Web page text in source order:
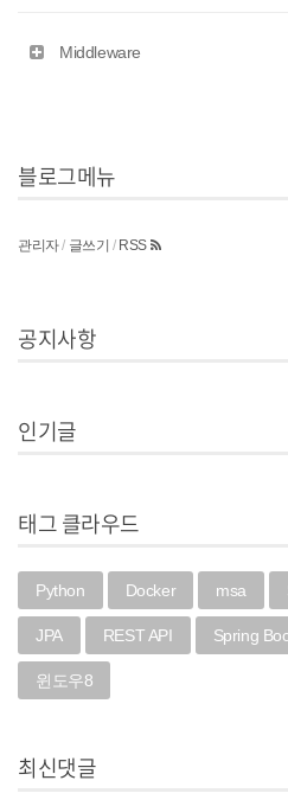
Middleware
블로그메뉴
관리자/ 글쓰기 / RSS
공지사항
인기글
태그 클라우드
Python Docker msa
JPA REST API Spring
윈도우8
최신댓글